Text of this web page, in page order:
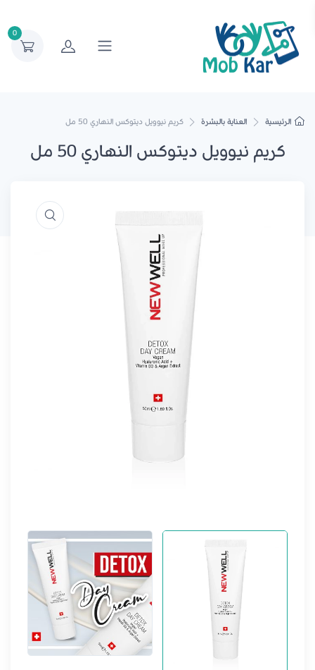
0
الرئيسية العناية بالبشرة كريم نيوويل ديتوكس النهاري 50 مل
كريم نيوويل ديتوكس النهاري 50 مل